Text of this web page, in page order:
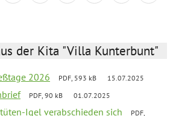
der Kita "Villa Kunterbunt"
2026 PDF, 593 kB 15.07.2025
PDF, 90 kB 01.07.2025
Igel verabschieden sich PDF,